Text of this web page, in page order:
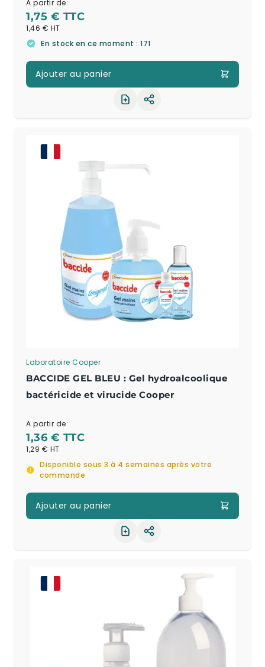
A partir de:
1,75 €
1,46 €
En stock en ce moment : 171
Ajouter au panier
Partager le produit
Laboratoire Cooper
BACCIDE GEL BLEU : Gel hydroalcoolique
bactéricide et virucide Cooper
A partir de:
1,36 €
1,29 €
Disponible sous 3 à 4 semaines après votre
commande
Ajouter au panier
Partager le produit